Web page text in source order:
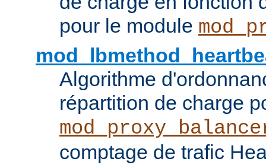
pour le module
Algorithme
répartition de charge
comptage de trafic